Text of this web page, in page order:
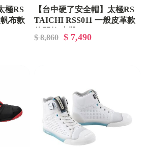
極RS
布款
【台中硬了安全帽】太極RS
TAICHI RSS011 一般皮革款
$ 8,860 $ 7,490